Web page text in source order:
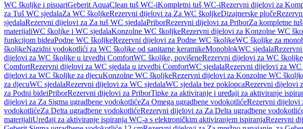
WC školjke i pisoariGeberit AquaClean tuš WC-iKompletni tuš WC-iRezervni dijelovi za
za Tuš WC sjedalaZa WC školjkeRezervni dijelovi za Za WC školjkeDizajnerske ploče
sjedalaRezervni dijelovi za Za tuš WC sjedalaPriborRezervni dijelovi za PriborZa kompletne
materijaliWC školjke i WC sjedalaKonzolne WC školjkeRezervni dijelovi za Konzolne WC
funkcijom bideaPodne WC školjkeRezervni dijelovi za Podne WC školjkeWC školjke za
školjkeNazidni vodokotlići za WC školjke od sanitarne keramikeMonoblokWC sjedala
dijelovi za WC školjke u izvedbi ComfortWC školjke, povišeneRezervni dijelovi za WC
ComfortRezervni dijelovi za WC sjedala u izvedbi ComfortWC sjedalaRezervni dijelovi za WC
dijelovi za WC školjke za djecuKonzolne WC školjkeRezervni dijelovi za Konzolne WC
za djecuWC sjedalaRezervni dijelovi za WC sjedalaWC sjedala bez poklopcaRezervni dijelovi
za Podni bideiPriborRezervni dijelovi za PriborTipke za aktiviranje i uređaji za aktiviranje
dijelovi za Za Sigma ugradbene vodokotlićeZa Omega ugradbene vodokotlićeRezervni dijelovi
vodokotlićeZa Delta ugradbene vodokotlićeRezervni dijelovi za Za Delta ugradbene
materijaliUređaji za aktiviranje ispiranja WC-a s elektroničkim aktiviranjem ispiranjaRezervni